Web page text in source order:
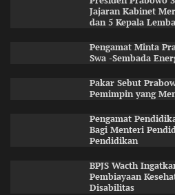
Jajaran Kabinet
dan 5 Kepala
Pengamat Minta
Swa -Sembada
Pakar Sebut
Pemimpin yang
Pengamat
Bagi Menteri
Pendidikan
BPJS Wacth
Pembiayaan
Disabilitas